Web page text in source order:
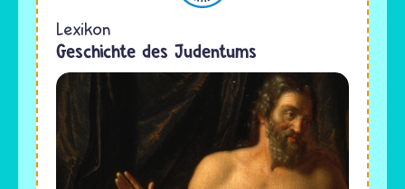
Lexikon
Geschichte des Judentums